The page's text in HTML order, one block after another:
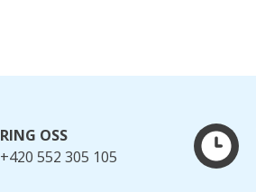
RING OSS
+420 552 305 105